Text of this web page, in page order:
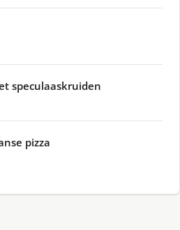
speculaaskruiden
pizza